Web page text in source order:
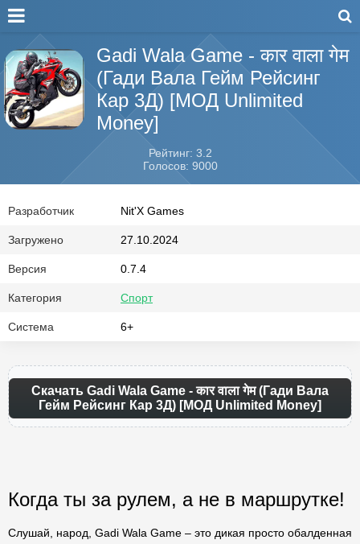
Gadi Wala Game - कार वाला गेम
(Гади Вала Гейм Рейсинг
Кар 3Д) [МОД Unlimited
Money]
Рейтинг: 3.2
Голосов: 9000
Разработчик Nit'X Games
Загружено 27.10.2024
Версия 0.7.4
Категория Спорт
Система 6+
Скачать Gadi Wala Game - कार वाला गेम (Гади Вала
Гейм Рейсинг Кар 3Д) [МОД Unlimited Money]
Когда ты за рулем, а не в маршрутке!
Слушай, народ, Gadi Wala Game – это дикая просто обалденная